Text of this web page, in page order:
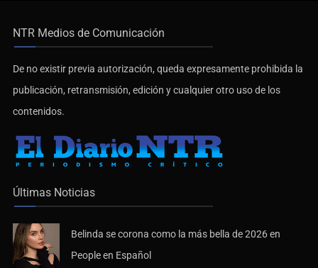
NTR Medios de Comunicación
De no existir previa autorización, queda expresamente prohibida la
publicación, retransmisión, edición y cualquier otro uso de los
contenidos.
Últimas Noticias
Belinda se corona como la más bella de 2026 en
People en Español